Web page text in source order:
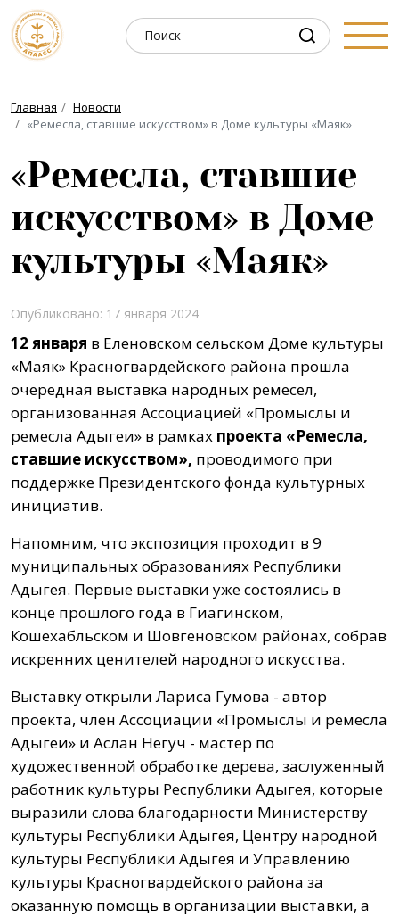
Главная
Новости
«Ремесла, ставшие искусством» в Доме культуры «Маяк»
«Ремесла, ставшие
искусством» в Доме
культуры «Маяк»
Опубликовано: 17 января 2024
12 января в Еленовском сельском Доме культуры
«Маяк» Красногвардейского района прошла
очередная выставка народных ремесел,
организованная Ассоциацией «Промыслы и
ремесла Адыгеи» в рамках проекта «Ремесла,
ставшие искусством», проводимого при
поддержке Президентского фонда культурных
инициатив.
Напомним, что экспозиция проходит в 9
муниципальных образованиях Республики
Адыгея. Первые выставки уже состоялись в
конце прошлого года в Гиагинском,
Кошехабльском и Шовгеновском районах, собрав
искренних ценителей народного искусства.
Выставку открыли Лариса Гумова - автор
проекта, член Ассоциации «Промыслы и ремесла
Адыгеи» и Аслан Негуч - мастер по
художественной обработке дерева, заслуженный
работник культуры Республики Адыгея, которые
выразили слова благодарности Министерству
культуры Республики Адыгея, Центру народной
культуры Республики Адыгея и Управлению
культуры Красногвардейского района за
оказанную помощь в организации выставки, а